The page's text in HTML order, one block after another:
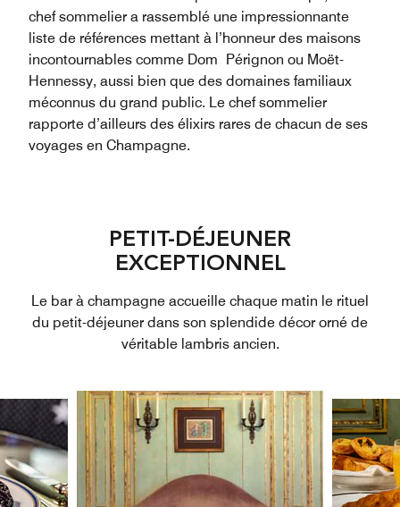
chef sommelier a rassemblé une impressionnante
liste de références mettant à l’honneur des maisons
incontournables comme Dom Pérignon ou Moët-
Hennessy, aussi bien que des domaines familiaux
méconnus du grand public. Le chef sommelier
rapporte d’ailleurs des élixirs rares de chacun de ses
voyages en Champagne.
PETIT-DÉJEUNER
EXCEPTIONNEL
Le bar à champagne accueille chaque matin le rituel
du petit-déjeuner dans son splendide décor orné de
véritable lambris ancien.